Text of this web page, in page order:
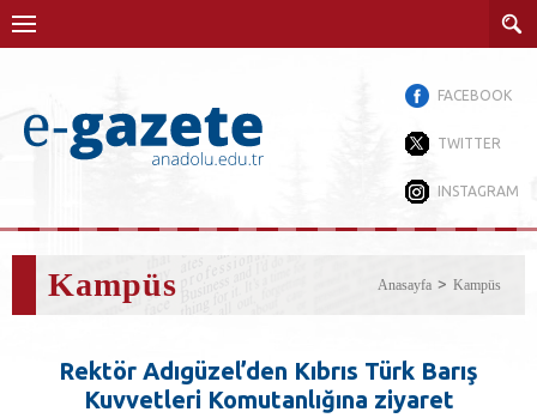
FACEBOOK
TWITTER
INSTAGRAM
Kampüs Anasayfa Kampüs
Rektör Adıgüzel’den Kıbrıs Türk Barış
Kuvvetleri Komutanlığına ziyaret